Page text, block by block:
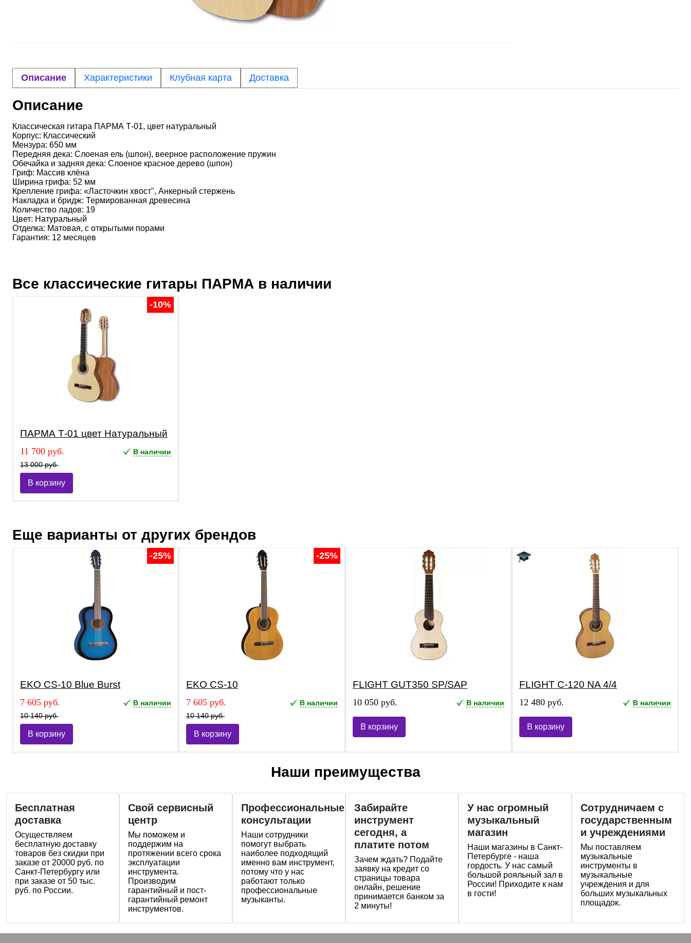
Описание Характеристики Клубная карта Доставка
Описание
Классическая гитара ПАРМА Т-01, цвет натуральный
Корпус: Классический
Мензура: 650 мм
Передняя дека: Слоеная ель (шпон), веерное расположение пружин
Обечайка и задняя дека: Слоеное красное дерево (шпон)
Гриф: Массив клёна
Ширина грифа: 52 мм
Крепление грифа: «Ласточкин хвост", Анкерный стержень
Накладка и бридж: Термированная древесина
Количество ладов: 19
Цвет: Натуральный
Отделка: Матовая, с открытыми порами
Гарантия: 12 месяцев
Все классические гитары ПАРМА в наличии
-10%
ПАРМА Т-01 цвет Натуральный
11 700 руб.
13 000 руб.
В наличии
В корзину
Еще варианты от других брендов
-25%
EKO CS-10 Blue Burst
7 605 руб.
10 140 руб.
В наличии
В корзину
-25%
EKO CS-10
7 605 руб.
10 140 руб.
В наличии
В корзину
FLIGHT GUT350 SP/SAP
10 050 руб. В наличии
В корзину
FLIGHT C-120 NA 4/4
12 480 руб. В наличии
В корзину
Наши преимущества
Бесплатная
доставка
Осуществляем
бесплатную доставку
товаров без скидки при
заказе от 20000 руб. по
Санкт-Петербургу или
при заказе от 50 тыс.
руб. по России.
Свой сервисный
центр
Мы поможем и
поддержим на
протяжении всего срока
эксплуатации
инструмента.
Производим
гарантийный и пост-
гарантийный ремонт
инструментов.
Профессиональные
консультации
Наши сотрудники
помогут выбрать
наиболее подходящий
именно вам инструмент,
потому что у нас
работают только
профессиональные
музыканты.
Забирайте
инструмент
сегодня, а
платите потом
Зачем ждать? Подайте
заявку на кредит со
страницы товара
онлайн, решение
принимается банком за
2 минуты!
У нас огромный
музыкальный
магазин
Наши магазины в Санкт-
Петербурге - наша
гордость. У нас самый
большой рояльный зал в
России! Приходите к нам
в гости!
Сотрудничаем с
государственным
и учреждениями
Мы поставляем
музыкальные
инструменты в
музыкальные
учреждения и для
больших музыкальных
площадок.